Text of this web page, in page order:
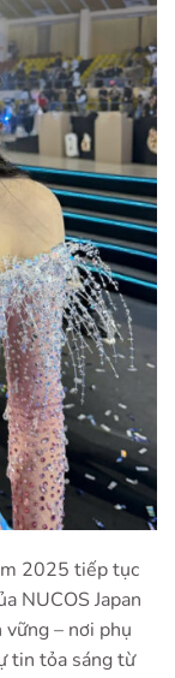
2025 tiếp tục
NUCOS Japan
– nơi phụ
tin tỏa sáng từ